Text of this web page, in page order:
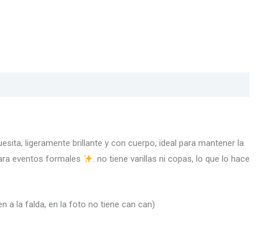
ligeramente brillante y con cuerpo, ideal para mantener la
eventos formales
. no tiene varillas ni copas, lo que lo hace
a la falda, en la foto no tiene can can)